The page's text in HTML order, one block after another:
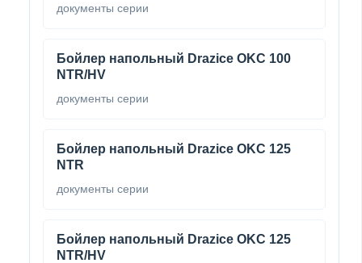
документы серии
Бойлер напольный Drazice OKC 100
NTR/HV
документы серии
Бойлер напольный Drazice OKC 125
NTR
документы серии
Бойлер напольный Drazice OKC 125
NTR/HV